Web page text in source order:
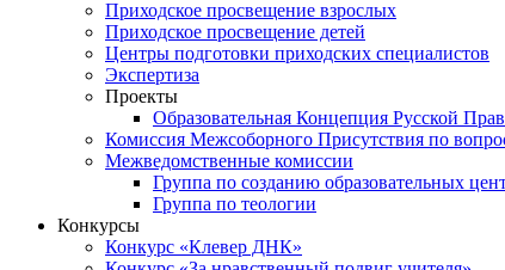
Приходское просвещение взрослых
Приходское просвещение детей
Центры подготовки приходских специалистов
Экспертиза
Проекты
Образовательная Концепция Русской
Комиссия Межсоборного Присутствия по
Межведомственные комиссии
Группа по созданию образовательных
Группа по теологии
Конкурсы
Конкурс «Клевер ДНК»